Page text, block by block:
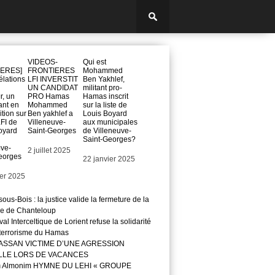
un
en
sur
de
2025
VIDEOS-
FRONTIERES
LFI INVERSTIT
UN CANDIDAT
PRO Hamas
Mohammed
Ben yakhlef a
Villeneuve-
Saint-Georges
Date
2 juillet 2025
Qui est
Mohammed
Ben Yakhlef,
militant pro-
Hamas inscrit
sur la liste de
Louis Boyard
aux municipales
de Villeneuve-
Saint-Georges?
Date
22 janvier 2025
Bois : la justice valide la fermeture de la
de Chanteloup
Interceltique de Lorient refuse la solidarité
du Hamas
VICTIME D’UNE AGRESSION
LORS DE VACANCES
Almonim HYMNE DU LEHI « GROUPE